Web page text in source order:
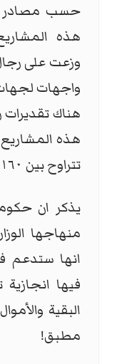
حسب مصادر
هذه
وزعت على
واجهات
هناك
تتراوح بين ١٦٠و٢٠٠ مليار.
يذكر ان
منهاجها
انها ستدعم
البقية
مطبق!